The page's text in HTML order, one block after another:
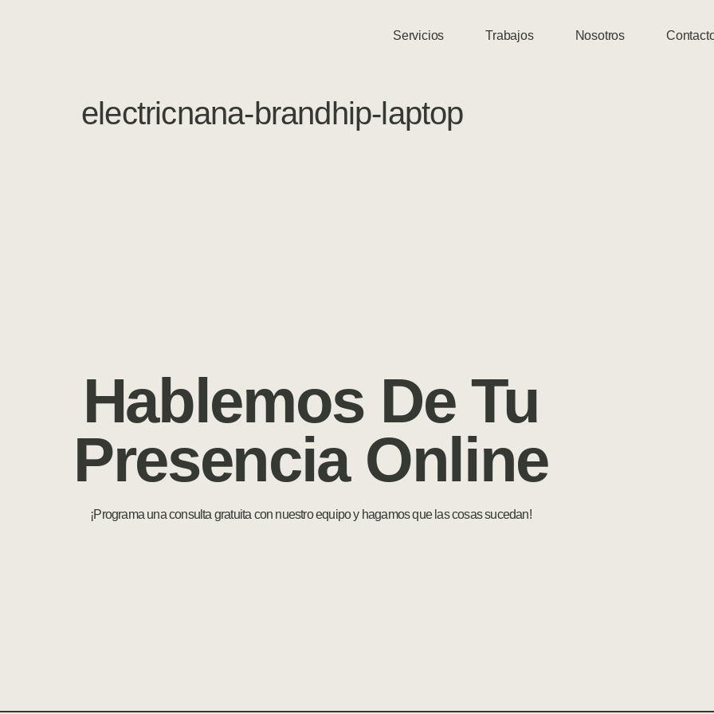
Servicios Trabajos Nosotros
electricnana-brandhip-laptop
Hablemos De Tu
Presencia Online
¡Programa una consulta gratuita con nuestro equipo y hagamos que las cosas sucedan!